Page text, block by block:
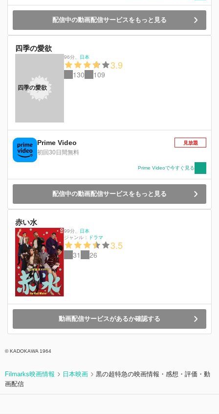
配信中の動画配信サービスをもっと見る
四季の愛欲
四季の愛欲
96分 日本
3.9
130 109
Prime Video
初回30日間無料
見放題
Prime Videoで今すぐ見る
配信中の動画配信サービスをもっと見る
赤い水
99分
日本
ジャンル：
ドラマ
3.5
31 26
動画配信サービスがあるか確認する
© KADOKAWA 1964
Filmarks映画情報 日本映画
黒の超特急の映画情報・感想・評価・動
画配信